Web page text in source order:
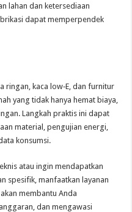
lahan dan ketersediaan
dapat memperpendek
ringan, kaca low‑E, dan furnitur
yang tidak hanya hemat biaya,
Langkah praktis ini dapat
material, pengujian energi,
konsumsi.
atau ingin mendapatkan
spesifik, manfaatkan layanan
membantu Anda
dan mengawasi